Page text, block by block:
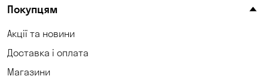
Корсунці
Коцюбинське
Покупцям
Акції та новини
Доставка і оплата
Магазини